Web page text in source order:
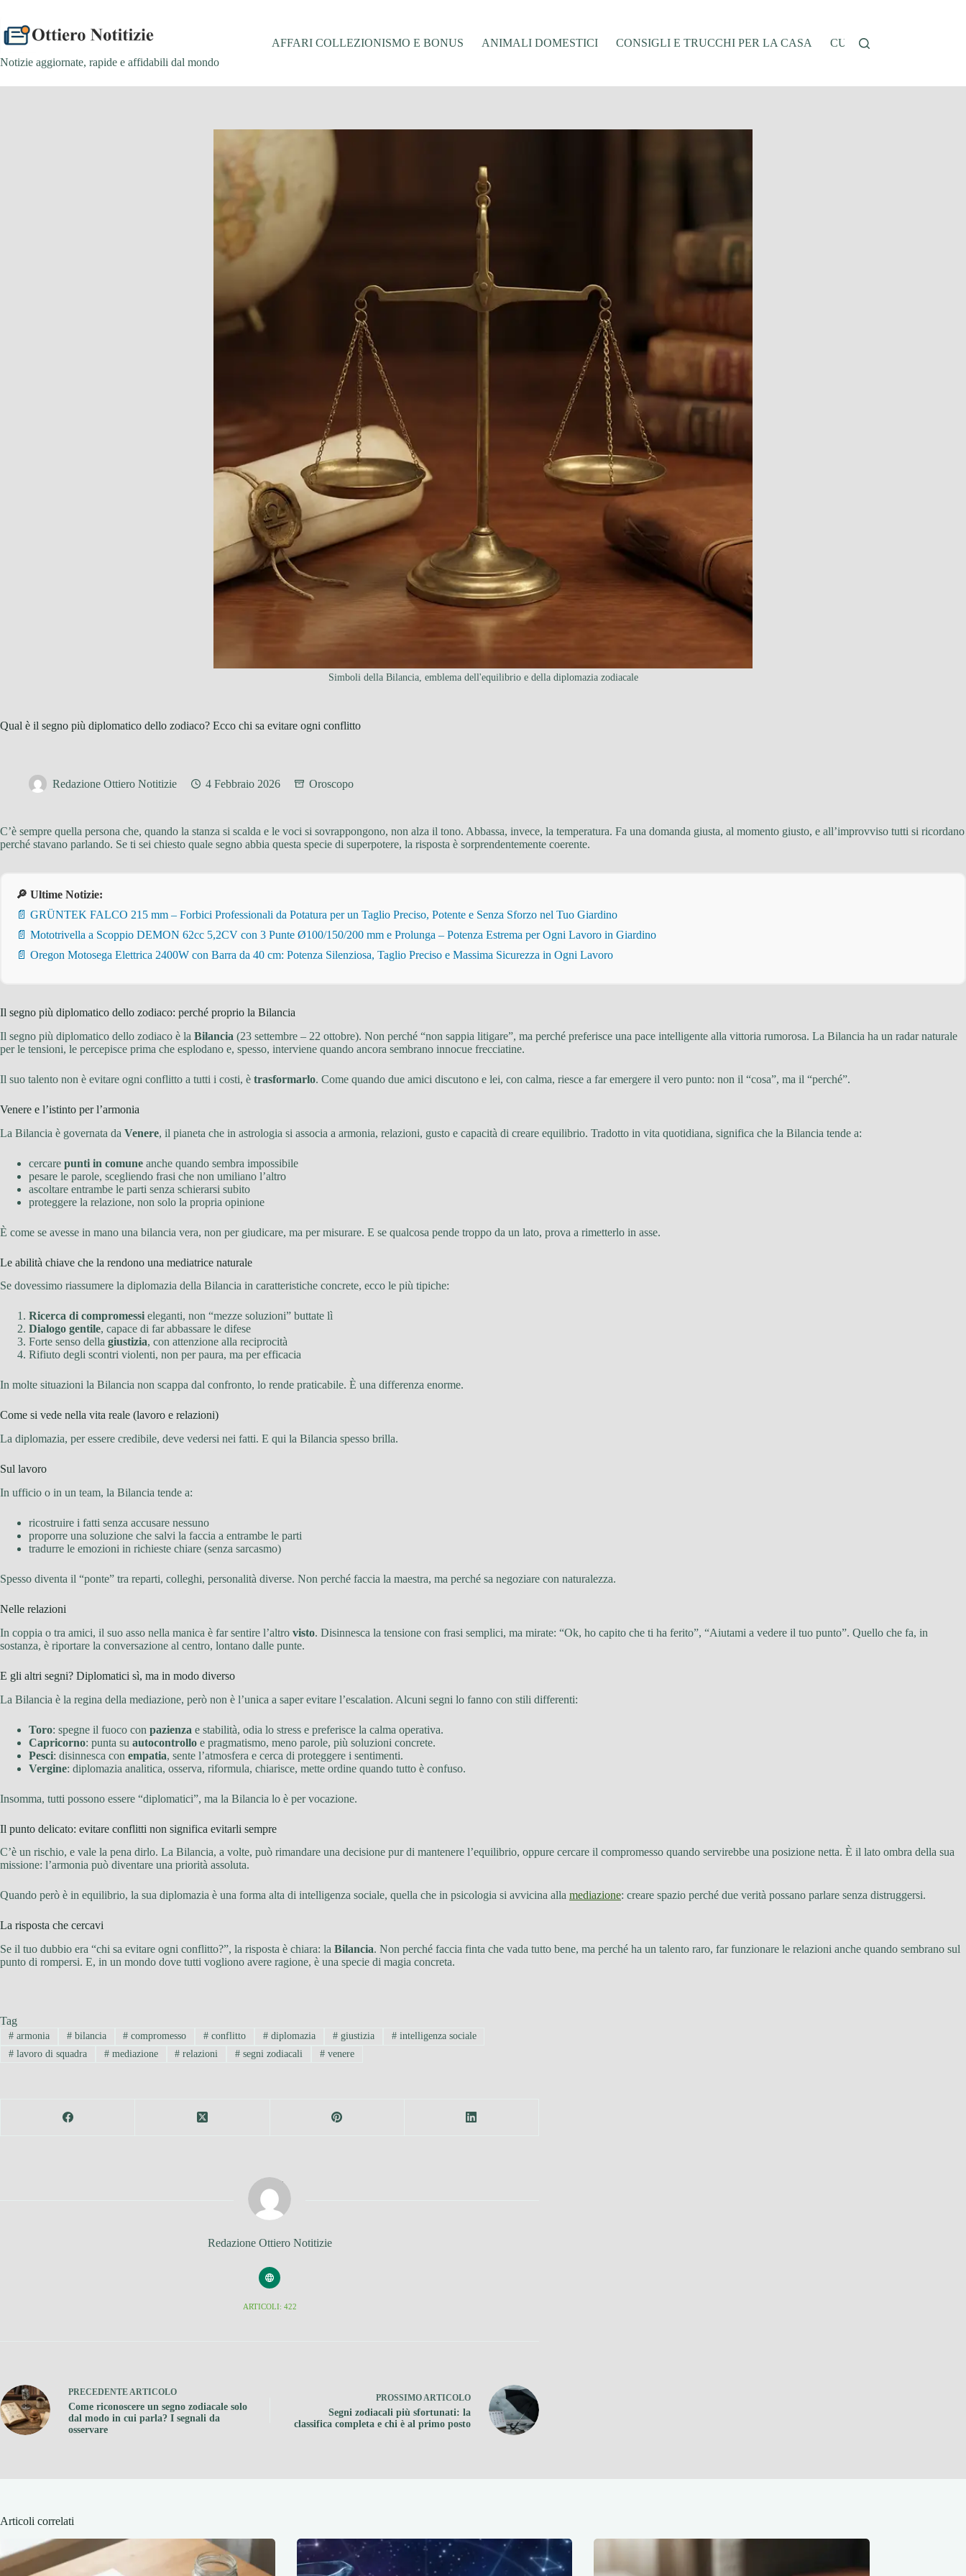
contenuto
Notizie aggiornate, rapide e affidabili dal mondo
AFFARI COLLEZIONISMO E BONUS ANIMALI DOMESTICI CONSIGLI E TRUCCHI PER LA CASA CUCINA E RICETTE
Simboli della Bilancia, emblema dell'equilibrio e della diplomazia zodiacale
Qual è il segno più diplomatico dello zodiaco? Ecco chi sa evitare ogni conflitto
Redazione Ottiero Notitizie 4 Febbraio 2026 Oroscopo
C’è sempre quella persona che, quando la stanza si scalda e le voci si sovrappongono, non alza il tono. Abbassa, invece, la temperatura. Fa una domanda giusta, al momento giusto, e all’improvviso tutti si ricordano
perché stavano parlando. Se ti sei chiesto quale segno abbia questa specie di superpotere, la risposta è sorprendentemente coerente.
🔎 Ultime Notizie:
📄 GRÜNTEK FALCO 215 mm – Forbici Professionali da Potatura per un Taglio Preciso, Potente e Senza Sforzo nel Tuo Giardino
📄 Mototrivella a Scoppio DEMON 62cc 5,2CV con 3 Punte Ø100/150/200 mm e Prolunga – Potenza Estrema per Ogni Lavoro in Giardino
📄 Oregon Motosega Elettrica 2400W con Barra da 40 cm: Potenza Silenziosa, Taglio Preciso e Massima Sicurezza in Ogni Lavoro
Il segno più diplomatico dello zodiaco: perché proprio la Bilancia
Il segno più diplomatico dello zodiaco è la Bilancia (23 settembre – 22 ottobre). Non perché “non sappia litigare”, ma perché preferisce una pace intelligente alla vittoria rumorosa. La Bilancia ha un radar naturale
per le tensioni, le percepisce prima che esplodano e, spesso, interviene quando ancora sembrano innocue frecciatine.
Il suo talento non è evitare ogni conflitto a tutti i costi, è trasformarlo. Come quando due amici discutono e lei, con calma, riesce a far emergere il vero punto: non il “cosa”, ma il “perché”.
Venere e l’istinto per l’armonia
La Bilancia è governata da Venere, il pianeta che in astrologia si associa a armonia, relazioni, gusto e capacità di creare equilibrio. Tradotto in vita quotidiana, significa che la Bilancia tende a:
cercare punti in comune anche quando sembra impossibile
pesare le parole, scegliendo frasi che non umiliano l’altro
ascoltare entrambe le parti senza schierarsi subito
proteggere la relazione, non solo la propria opinione
È come se avesse in mano una bilancia vera, non per giudicare, ma per misurare. E se qualcosa pende troppo da un lato, prova a rimetterlo in asse.
Le abilità chiave che la rendono una mediatrice naturale
Se dovessimo riassumere la diplomazia della Bilancia in caratteristiche concrete, ecco le più tipiche:
Ricerca di compromessi eleganti, non “mezze soluzioni” buttate lì
Dialogo gentile, capace di far abbassare le difese
Forte senso della giustizia, con attenzione alla reciprocità
Rifiuto degli scontri violenti, non per paura, ma per efficacia
In molte situazioni la Bilancia non scappa dal confronto, lo rende praticabile. È una differenza enorme.
Come si vede nella vita reale (lavoro e relazioni)
La diplomazia, per essere credibile, deve vedersi nei fatti. E qui la Bilancia spesso brilla.
Sul lavoro
In ufficio o in un team, la Bilancia tende a:
ricostruire i fatti senza accusare nessuno
proporre una soluzione che salvi la faccia a entrambe le parti
tradurre le emozioni in richieste chiare (senza sarcasmo)
Spesso diventa il “ponte” tra reparti, colleghi, personalità diverse. Non perché faccia la maestra, ma perché sa negoziare con naturalezza.
Nelle relazioni
In coppia o tra amici, il suo asso nella manica è far sentire l’altro visto. Disinnesca la tensione con frasi semplici, ma mirate: “Ok, ho capito che ti ha ferito”, “Aiutami a vedere il tuo punto”. Quello che fa, in
sostanza, è riportare la conversazione al centro, lontano dalle punte.
E gli altri segni? Diplomatici sì, ma in modo diverso
La Bilancia è la regina della mediazione, però non è l’unica a saper evitare l’escalation. Alcuni segni lo fanno con stili differenti:
Toro: spegne il fuoco con pazienza e stabilità, odia lo stress e preferisce la calma operativa.
Capricorno: punta su autocontrollo e pragmatismo, meno parole, più soluzioni concrete.
Pesci: disinnesca con empatia, sente l’atmosfera e cerca di proteggere i sentimenti.
Vergine: diplomazia analitica, osserva, riformula, chiarisce, mette ordine quando tutto è confuso.
Insomma, tutti possono essere “diplomatici”, ma la Bilancia lo è per vocazione.
Il punto delicato: evitare conflitti non significa evitarli sempre
C’è un rischio, e vale la pena dirlo. La Bilancia, a volte, può rimandare una decisione pur di mantenere l’equilibrio, oppure cercare il compromesso quando servirebbe una posizione netta. È il lato ombra della sua
missione: l’armonia può diventare una priorità assoluta.
Quando però è in equilibrio, la sua diplomazia è una forma alta di intelligenza sociale, quella che in psicologia si avvicina alla mediazione: creare spazio perché due verità possano parlare senza distruggersi.
La risposta che cercavi
Se il tuo dubbio era “chi sa evitare ogni conflitto?”, la risposta è chiara: la Bilancia. Non perché faccia finta che vada tutto bene, ma perché ha un talento raro, far funzionare le relazioni anche quando sembrano sul
punto di rompersi. E, in un mondo dove tutti vogliono avere ragione, è una specie di magia concreta.
Tag
#armonia #bilancia # compromesso # conflitto # diplomazia #giustizia #intelligenza sociale
#lavoro di squadra #mediazione # relazioni # segni zodiacali # venere
Redazione Ottiero Notitizie
ARTICOLI: 422
PRECEDENTEARTICOLO
Come riconoscere un segno zodiacale solo
dal modo in cui parla? I segnali da
osservare
PROSSIMOARTICOLO
Segni zodiacali più sfortunati: la
classifica completa e chi è al primo posto
Articoli correlati